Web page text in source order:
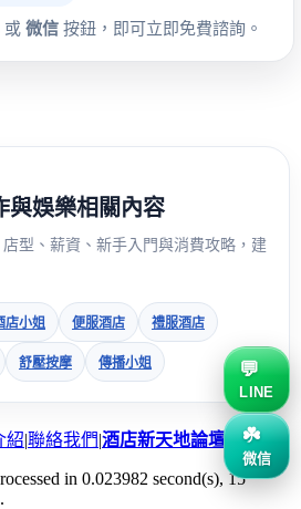
或 微信 按鈕，即可立即免費諮詢。
與娛樂相關內容
型、薪資、新手入門與消費攻略，建
店小姐 便服酒店 禮服酒店
舒壓按摩 傳播小姐
紹|聯絡我們|酒店新天地論壇
in 0.023982 second(s), 15
LINE
微信